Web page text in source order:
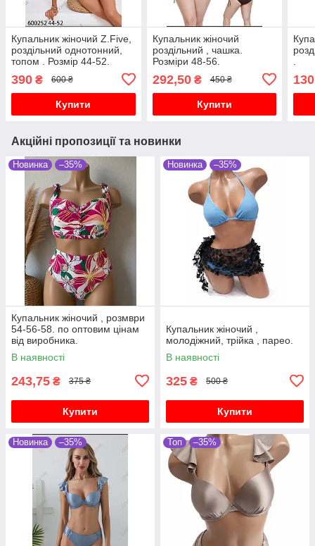
Купальник жіночий Z.Five,
роздільний однотонний,
топом . Розмір 44-52.
390 ₴ 600 ₴
Купити
Купальник жіночий
роздільний , чашка.
Розміри 48-56.
292,50₴ 450 ₴
Купити
130
Акційні пропозиції та новинки
Новинка –35%
Купальник жіночий , розмври
54-56-58. по оптовим цінам
від виробника.
В наявності
243,75 ₴ 375 ₴
Купити
Новинка –35%
Купальник жіночий ,
молодіжний, трійка , парео.
В наявності
325 ₴ 500 ₴
Купити
Новинка –35% Топ –35%